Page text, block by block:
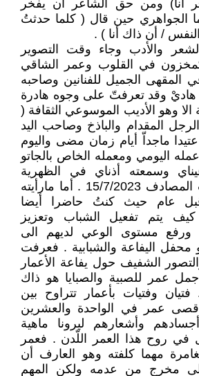
أنا) ومن حق الشاعر أن يفخر
الجواهري حين قال ( كلما حدثتُ
/ أن ذاك أنا ) .
والأدب وجاء وقت التصوير
في القلوب وعمر الشاقي
الجميل للفنانين وصاحبه
وقد تعرفتّ على وجوه هادرة
الا وهو الأديب الموسوعي الثقافة (
المقدام والباذخ وصاحب اليد
ماجداّ أيام زمان مضى واليوم
اليومي ومعمله الخاص بالجاتو
وسمعته أذناي في الظهرية
الشعرية ليوم السبت المصادف 15/7/2023 . أما مارأيته
عام حيث كنتُ حاضرا أيضا
يتم تفعيل الشباب وتعزيز
ورفع مستوى الوعي لديهم الى
محفل اليفاعة والشبابية . فعرفت
الشفيف حول يفاعة الأعمار
عمر للصبية والصبايا هو ذاك
وفتيات بأعمار تتراوح بين
عمر في الواحدة والعشرين
وأشعارهم ليرونا ماهية
في روح هذا العمر اللّدن . فعمر
مهما كلفته وهو العارف أن
مخرج من عدمه ولكن المهم